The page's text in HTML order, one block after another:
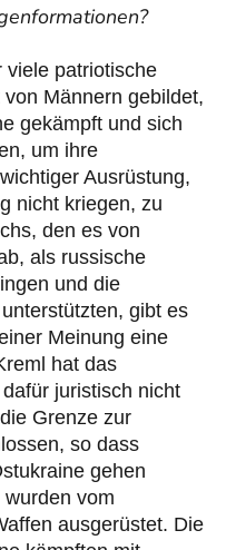
viele patriotische
Männern gebildet,
gekämpft und sich
um ihre
Ausrüstung,
nicht kriegen, zu
den es von
als russische
und die
gibt es
Meinung eine
hat das
juristisch nicht
Grenze zur
so dass
gehen
vom
ausgerüstet. Die